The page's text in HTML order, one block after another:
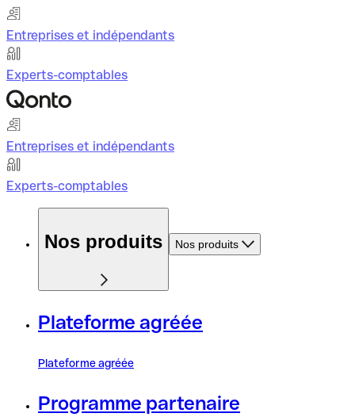
Entreprises et indépendants
Experts-comptables
Entreprises et indépendants
Experts-comptables
Nos produits Nos produits
Plateforme agréée
Plateforme agréée
Programme partenaire